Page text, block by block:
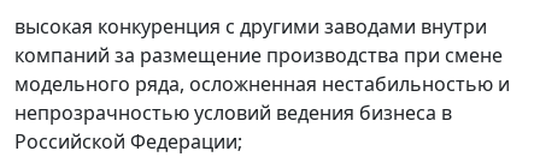
высокая конкуренция с другими заводами внутри
компаний за размещение производства при смене
модельного ряда, осложненная нестабильностью и
непрозрачностью условий ведения бизнеса в
Российской Федерации;